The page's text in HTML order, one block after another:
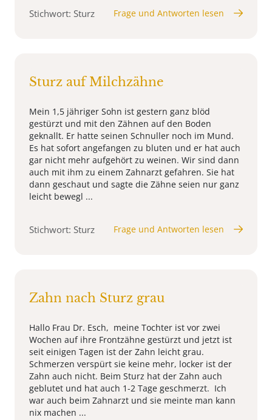
Stichwort: Sturz Frage und Antworten lesen
Sturz auf Milchzähne
Mein 1,5 jähriger Sohn ist gestern ganz blöd
gestürzt und mit den Zähnen auf den Boden
geknallt. Er hatte seinen Schnuller noch im Mund.
Es hat sofort angefangen zu bluten und er hat auch
gar nicht mehr aufgehört zu weinen. Wir sind dann
auch mit ihm zu einem Zahnarzt gefahren. Sie hat
dann geschaut und sagte die Zähne seien nur ganz
leicht bewegl ...
Stichwort: Sturz Frage und Antworten lesen
Zahn nach Sturz grau
Hallo Frau Dr. Esch, meine Tochter ist vor zwei
Wochen auf ihre Frontzähne gestürzt und jetzt ist
seit einigen Tagen ist der Zahn leicht grau.
Schmerzen verspürt sie keine mehr, locker ist der
Zahn auch nicht. Beim Sturz hat der Zahn auch
geblutet und hat auch 1-2 Tage geschmerzt. Ich
war auch beim Zahnarzt und sie meinte man kann
nix machen ...